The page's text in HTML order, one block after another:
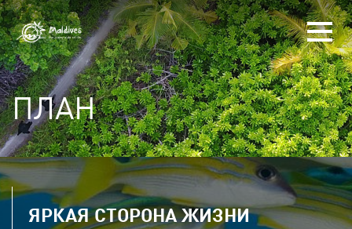
ПЛАН
ЯРКАЯ СТОРОНА ЖИЗНИ